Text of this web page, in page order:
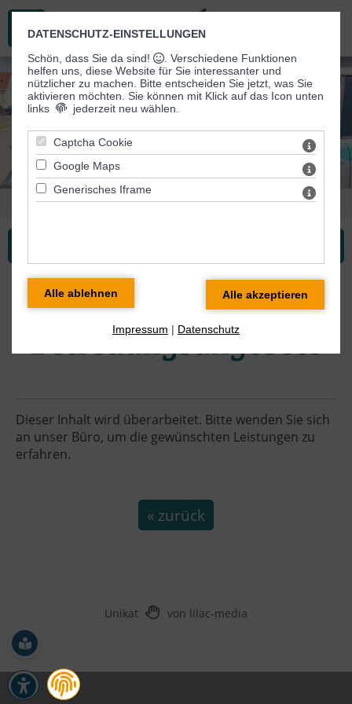
.
Sie sind hier:Ambulanter Pflegedienst> Leistungen
Niederschwellige
Betreuungsangebote
Dieser Inhalt wird überarbeitet. Bitte wenden Sie sich
an unser Büro, um die gewünschten Leistungen zu
erfahren.
« zurück
Unikat von lilac-media
DATENSCHUTZ-EINSTELLUNGEN
Schön, dass Sie da sind!
. Verschiedene Funktionen
helfen uns, diese Website für Sie interessanter und
nützlicher zu machen.
Bitte entscheiden Sie jetzt, was Sie
aktivieren möchten. Sie können mit Klick auf das Icon unten
links
jederzeit neu wählen.
Captcha Cookie
Google Maps
Generisches Iframe
Impressum | Datenschutz